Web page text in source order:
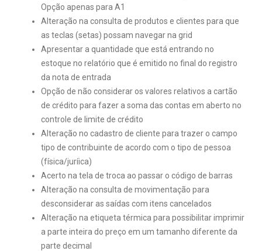
Opção apenas para A1
Alteração na consulta de produtos e clientes para que
as teclas (setas) possam navegar na grid
Apresentar a quantidade que está entrando no
estoque no relatório que é emitido no final do registro
da nota de entrada
Opção de não considerar os valores relativos a cartão
de crédito para fazer a soma das contas em aberto no
controle de limite de crédito
Alteração no cadastro de cliente para trazer o campo
tipo de contribuinte de acordo com o tipo de pessoa
(física/juríica)
Acerto na tela de troca ao passar o código de barras
Alteração na consulta de movimentação para
desconsiderar as saídas com itens cancelados
Alteração na etiqueta térmica para possibilitar imprimir
a parte inteira do preço em um tamanho diferente da
parte decimal